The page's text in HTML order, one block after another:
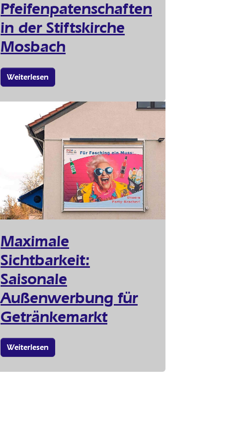
Pfeifenpatenschaften
in der Stiftskirche
Mosbach
Weiterlesen
Maximale
Sichtbarkeit:
Saisonale
Außenwerbung für
Getränkemarkt
Weiterlesen